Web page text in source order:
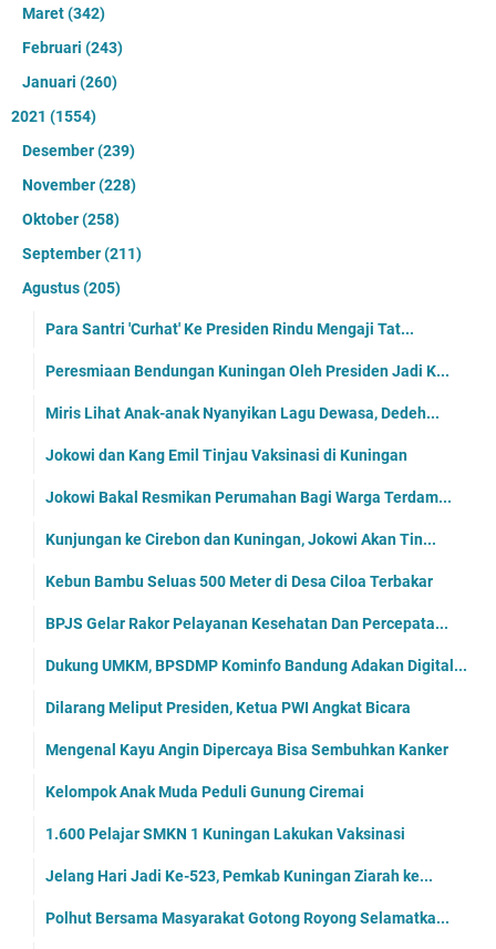
Maret(342)
Februari (243)
Januari (260)
2021 (1554)
Desember(239)
November(228)
Oktober(258)
September(211)
Agustus(205)
Para Santri 'Curhat' Ke Presiden Rindu Mengaji Tat...
Peresmiaan Bendungan Kuningan Oleh Presiden Jadi K...
Miris Lihat Anak-anak Nyanyikan Lagu Dewasa, Dedeh...
Jokowi dan Kang Emil Tinjau Vaksinasi di Kuningan
Jokowi Bakal Resmikan Perumahan Bagi Warga Terdam...
Kunjungan ke Cirebon dan Kuningan, Jokowi Akan Tin...
Kebun Bambu Seluas 500 Meter di Desa Ciloa Terbakar
BPJS Gelar Rakor Pelayanan Kesehatan Dan Percepata...
Dukung UMKM, BPSDMP Kominfo Bandung Adakan Digital...
Dilarang Meliput Presiden, Ketua PWI Angkat Bicara
Mengenal Kayu Angin Dipercaya Bisa Sembuhkan Kanker
Kelompok Anak Muda Peduli Gunung Ciremai
1.600 Pelajar SMKN 1 Kuningan Lakukan Vaksinasi
Jelang Hari Jadi Ke-523, Pemkab Kuningan Ziarah ke...
Polhut Bersama Masyarakat Gotong Royong Selamatka...